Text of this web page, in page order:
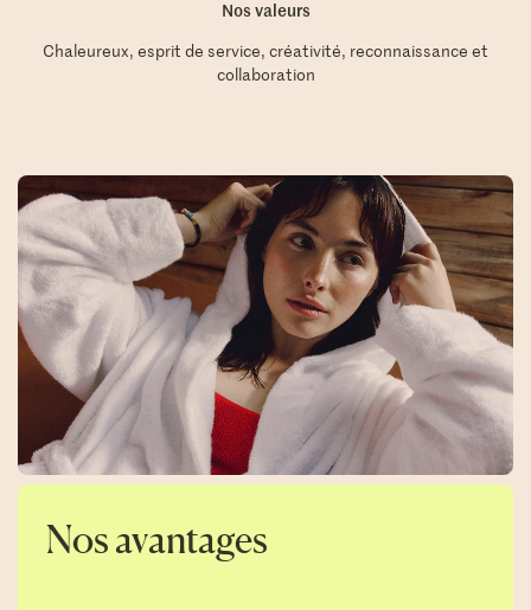
Nos valeurs
Chaleureux, esprit de service, créativité, reconnaissance et
collaboration
Nos avantages